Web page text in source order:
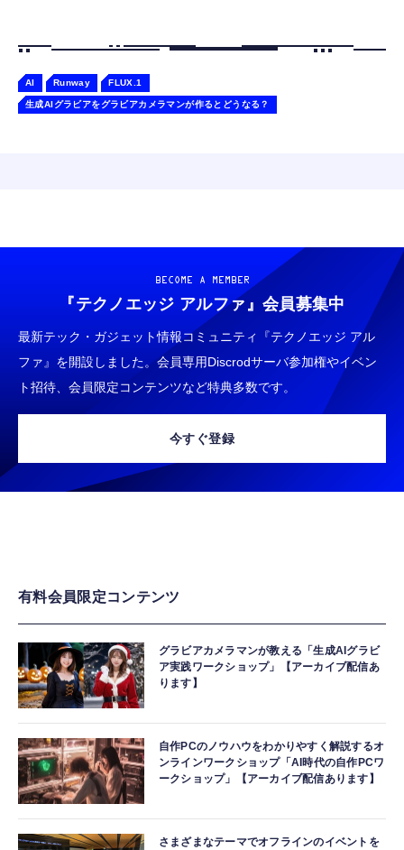
AI Runway FLUX.1
生成AIグラビアをグラビアカメラマンが作るとどうなる？
BECOME A MEMBER
『テクノエッジ アルファ』 会員募集中
最新テック・ガジェット情報コミュニティ『テクノエッジ アル
ファ』を開設しました。会員専用Discrodサーバ参加権やイベン
ト招待、会員限定コンテンツなど特典多数です。
今すぐ登録
有料会員限定コンテンツ
グラビアカメラマンが教える「生成AIグラビ
ア実践ワークショップ」【アーカイブ配信あ
ります】
自作PCのノウハウをわかりやすく解説するオ
ンラインワークショップ「AI時代の自作PCワ
ークショップ」【アーカイブ配信あります】
さまざまなテーマでオフラインのイベントを